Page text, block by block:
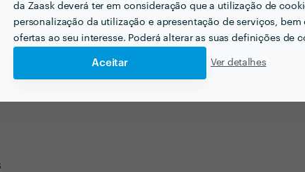
da Zaask deverá ter em consideração que a utilização de
personalização da utilização e apresentação de serviços,
ofertas ao seu interesse. Poderá alterar as suas definições de
Aceitar Ver detalhes